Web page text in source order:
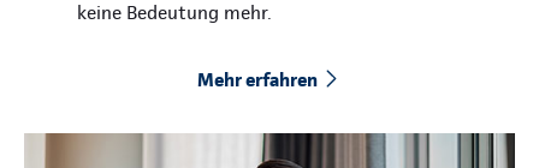
keine Bedeutung mehr.
Mehr erfahren